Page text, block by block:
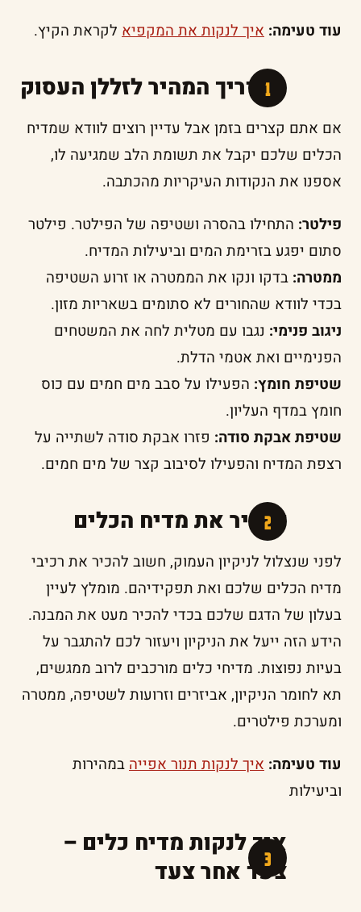
עוד טעימה: איך לנקות את המקפיא לקראת הקיץ.
המדריך המהיר לזללן העסוק
אם אתם קצרים בזמן אבל עדיין רוצים לוודא שמדיח
הכלים שלכם יקבל את תשומת הלב שמגיעה לו,
אספנו את הנקודות העיקריות מהכתבה.
פילטר: התחילו בהסרה ושטיפה של הפילטר. פילטר
סתום יפגע בזרימת המים וביעילות המדיח.
ממטרה: בדקו ונקו את הממטרה או זרוע השטיפה
בכדי לוודא שהחורים לא סתומים בשאריות מזון.
ניגוב פנימי: נגבו עם מטלית לחה את המשטחים
הפנימיים ואת אטמי הדלת.
שטיפת חומץ: הפעילו על סבב מים חמים עם כוס
חומץ במדף העליון.
שטיפת אבקת סודה: פזרו אבקת סודה לשתייה על
רצפת המדיח והפעילו לסיבוב קצר של מים חמים.
להכיר את מדיח הכלים
לפני שנצלול לניקיון העמוק, חשוב להכיר את רכיבי
מדיח הכלים שלכם ואת תפקידיהם. מומלץ לעיין
בעלון של הדגם שלכם בכדי להכיר מעט את המבנה.
הידע הזה ייעל את הניקיון ויעזור לכם להתגבר על
בעיות נפוצות. מדיחי כלים מורכבים לרוב ממגשים,
תא לחומר הניקיון, אביזרים וזרועות לשטיפה, ממטרה
ומערכת פילטרים.
עוד טעימה: איך לנקות תנור אפייהבמהירות
וביעילות
איך לנקות מדיח כלים –
צעד אחר צעד